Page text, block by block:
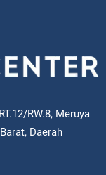
RW.8, Meruya
Daerah